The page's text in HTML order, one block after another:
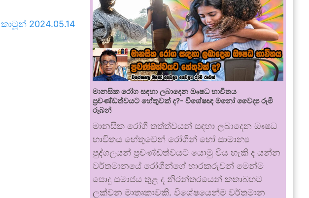
කාටූන් 2024.05.14
මානසික රෝග සඳහා ලබාදෙන ඖෂධ භාවිතය
ප්‍රචණ්ඩත්වයට හේතුවක් ද?- විශේෂඥ මනෝ වෛද්‍ය රූමි
රූබන්
මානසික රෝගී තත්ත්වයන් සඳහා ලබාදෙන ඖෂධ
භාවිතය හේතුවෙන් රෝගීන් හෝ සාමාන්‍ය
පුද්ගලයන් ප්‍රචණ්ඩත්වයට යොමු විය හැකි ද යන්න
වර්තමානයේ රෝගීන්ගේ භාරකරුවන් මෙන්ම
පොදු සමාජය තුළ ද නිරන්තරයෙන් කතාබහට
ලක්වන මාතෘකාවකි. විශේෂයෙන්ම වර්තමාන